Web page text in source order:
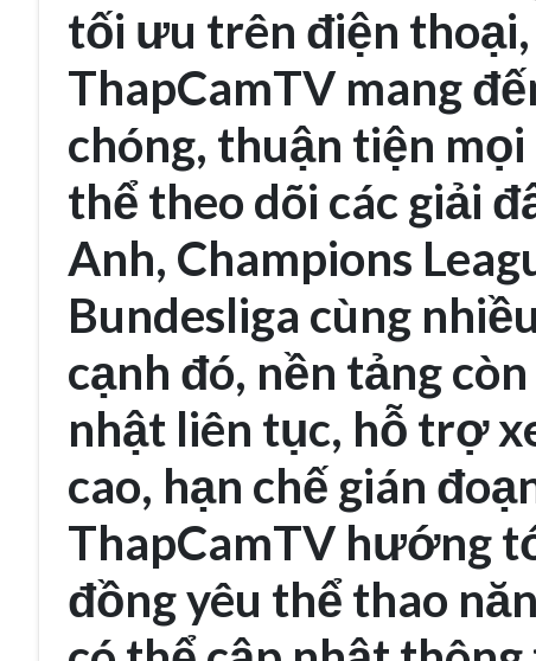
tối ưu trên điện
ThapCamTV mang
chóng, thuận tiện
thể theo dõi các giải
Anh, Champions
Bundesliga cùng
cạnh đó, nền tảng
nhật liên tục, hỗ trợ
cao, hạn chế gián
ThapCamTV hướng
đồng yêu thể thao